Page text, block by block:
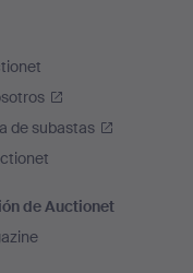
de subastas
de Auctionet